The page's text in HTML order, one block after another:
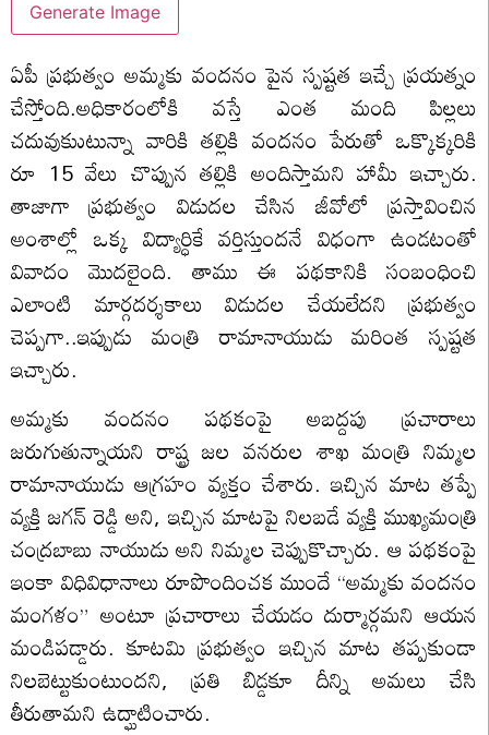
Generate Image
ఏపీ ప్రభుత్వం అమ్మకు వందనం పైన స్పష్టత ఇచ్చే ప్రయత్నం
చేస్తోంది.అధికారంలోకి వస్తే ఎంత మంది పిల్లలు
చదువుకుుటున్నా వారికి తల్లికి వందనం పేరుతో ఒక్కొక్కరికి
రూ 15 వేలు చొప్పున తల్లికి అందిస్తామని హామీ ఇచ్చారు.
తాజాగా ప్రభుత్వం విడుదల చేసిన జీవోలో ప్రస్తావించిన
అంశాల్లో ఒక్క విద్యార్ధికే వర్తిస్తుందనే విధంగా ఉండటంతో
వివాదం మొదలైంది. తాము ఈ పథకానికి సంబంధించి
ఎలాంటి మార్గదర్శకాలు విడుదల చేయలేదని ప్రభుత్వం
చెప్పగా..ఇప్పుడు మంత్రి రామానాయుడు మరింత స్పష్టత
ఇచ్చారు.
అమ్మకు వందనం పథకంపై అబద్దపు ప్రచారాలు
జరుగుతున్నాయని రాష్ట్ర జల వనరుల శాఖ మంత్రి నిమ్మల
రామానాయుడు ఆగ్రహం వ్యక్తం చేశారు. ఇచ్చిన మాట తప్పే
వ్యక్తి జగన్ రెడ్డి అని, ఇచ్చిన మాటపై నిలబడే వ్యక్తి ముఖ్యమంత్రి
చంద్రబాబు నాయుడు అని నిమ్మల చెప్పుకొచ్చారు. ఆ పథకంపై
ఇంకా విధివిధానాలు రూపొందించక ముందే “అమ్మకు వందనం
మంగళం” అంటూ ప్రచారాలు చేయడం దుర్మార్గమని ఆయన
మండిపడ్డారు. కూటమి ప్రభుత్వం ఇచ్చిన మాట తప్పకుండా
నిలబెట్టుకుంటుందని, ప్రతి బిడ్డకూ దీన్ని అమలు చేసి
తీరుతామని ఉద్ఘాటించారు.